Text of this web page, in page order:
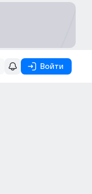
Войти